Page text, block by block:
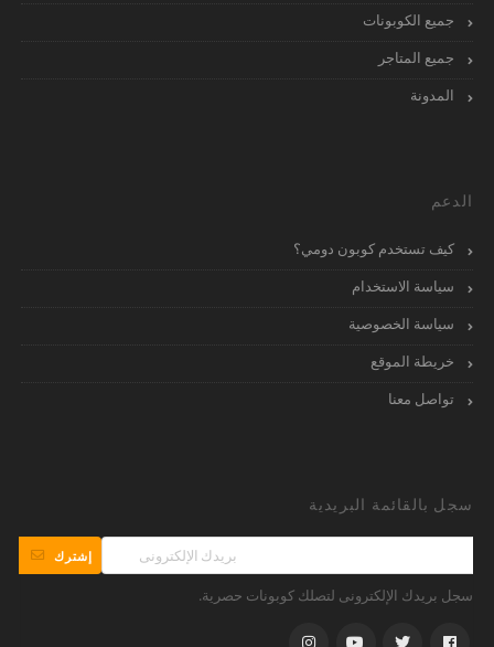
جميع الكوبونات
جميع المتاجر
المدونة
الدعم
كيف تستخدم كوبون دومي؟
سياسة الاستخدام
سياسة الخصوصية
خريطة الموقع
تواصل معنا
سجل بالقائمة البريدية
إشترك
سجل بريدك الإلكترونى لتصلك كوبونات حصرية.